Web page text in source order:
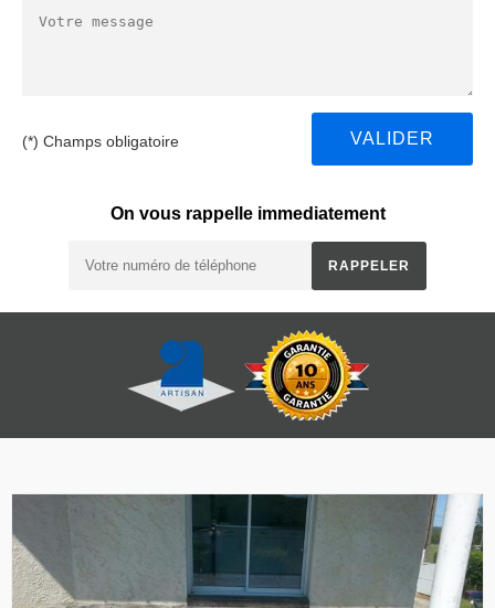
(*) Champs obligatoire
On vous rappelle immediatement